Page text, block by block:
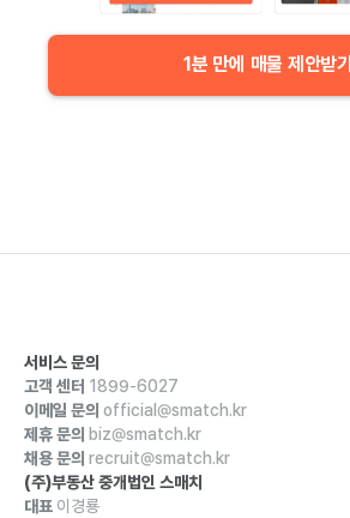
1분 만에 매물 제안받기
서비스 문의
고객 센터 1899-6027
이메일 문의 official@smatch.kr
제휴 문의 biz@smatch.kr
채용 문의 recruit@smatch.kr
(주)부동산 중개법인 스매치
대표 이경룡